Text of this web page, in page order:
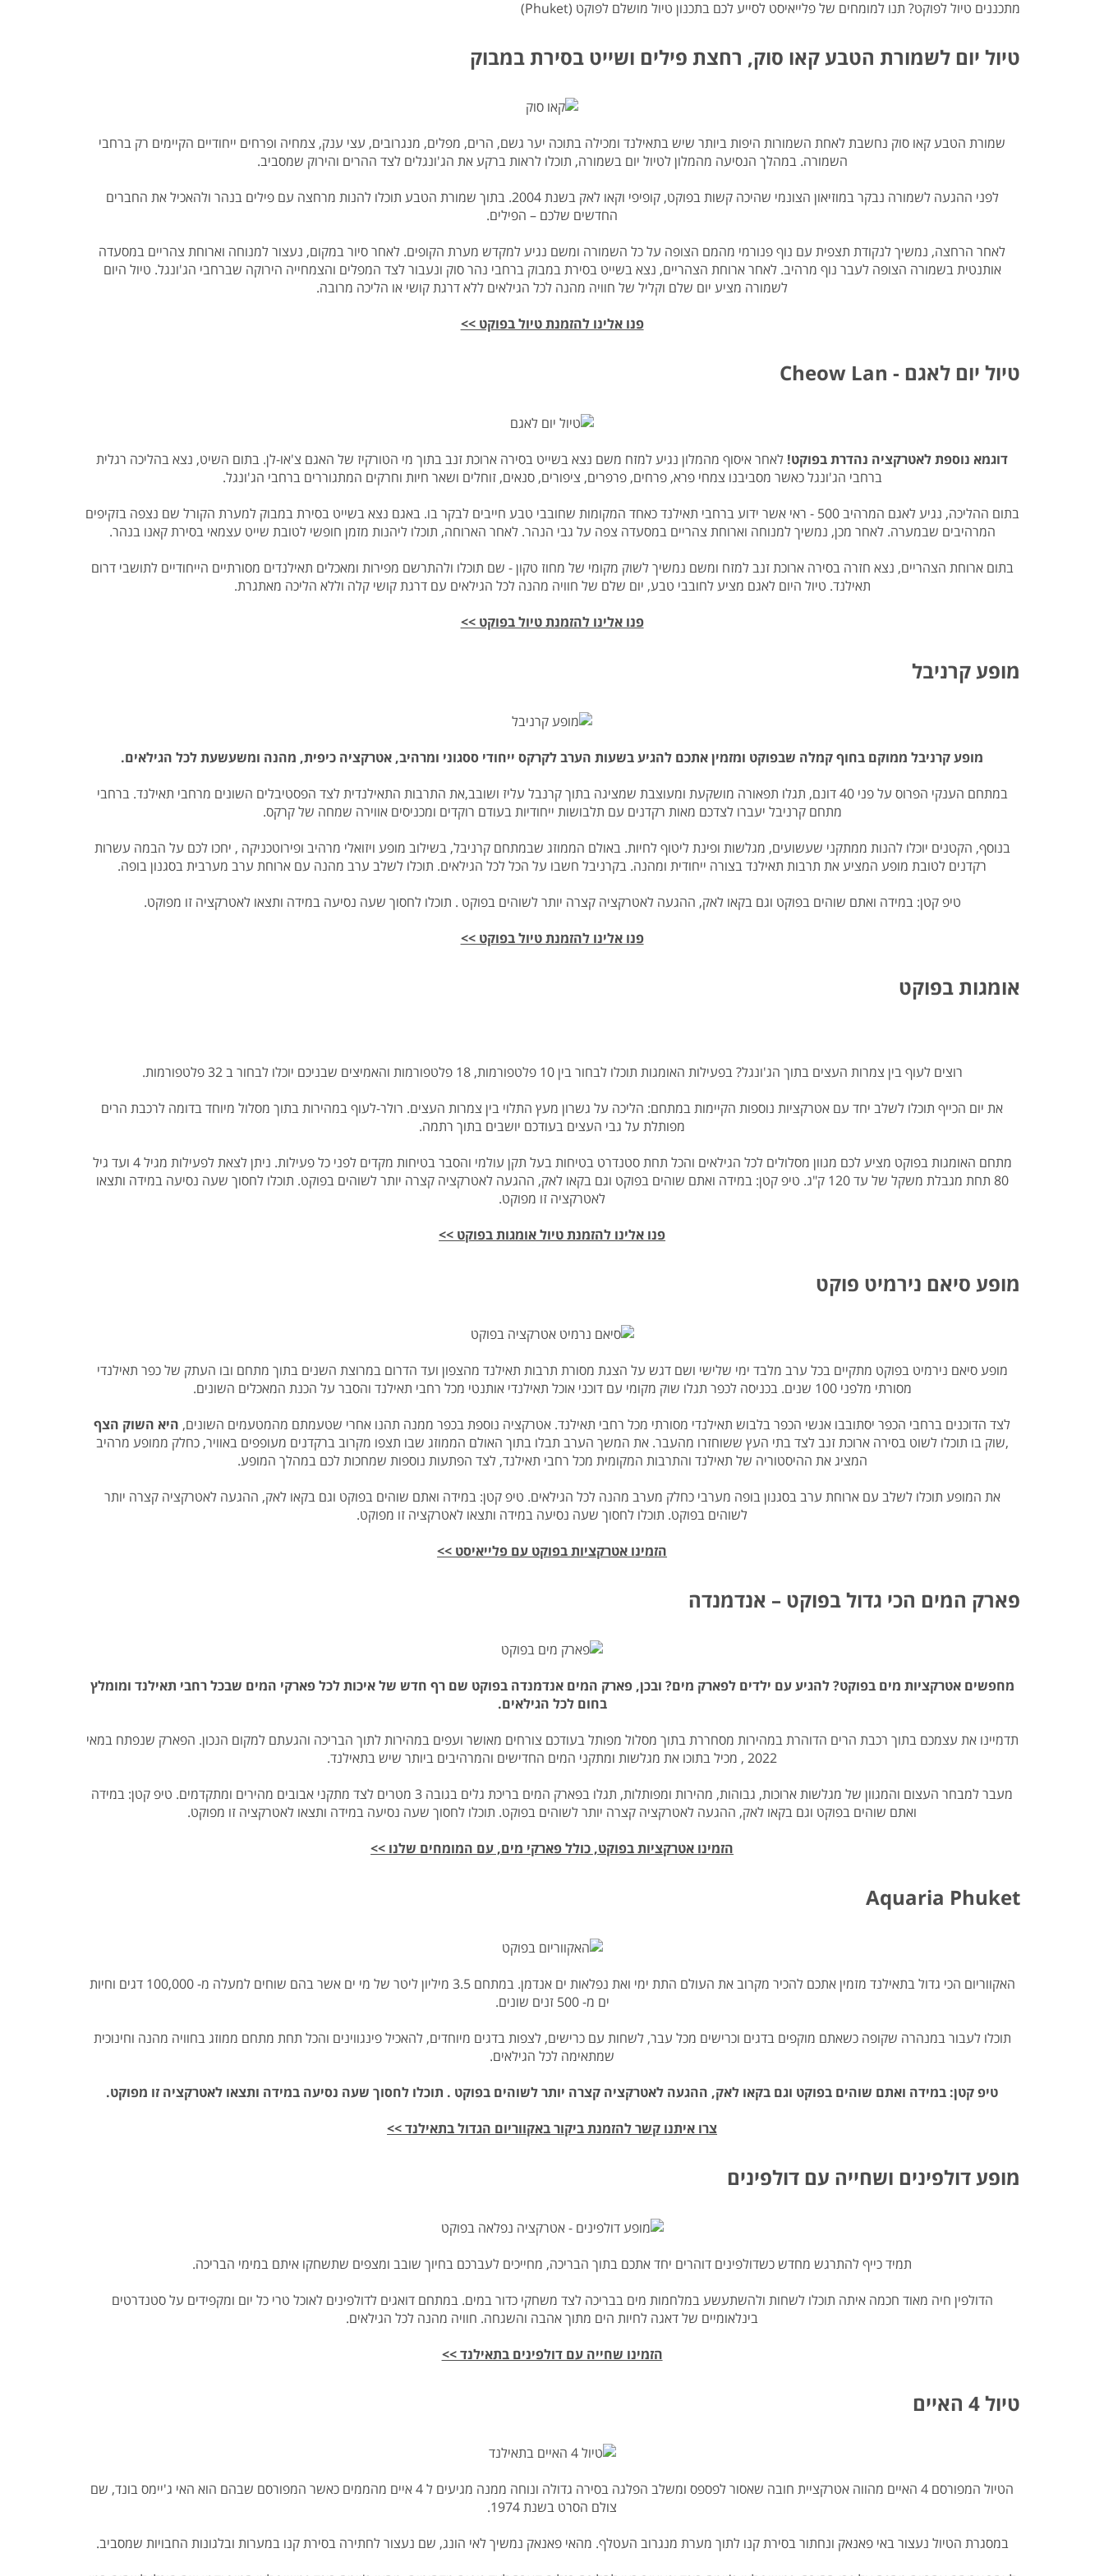
המדריך למטייל בזנזיבר
מתכננים טיול לפוקט? תנו למומחים של פלייאיסט לסייע לכם בתכנון טיול מושלם לפוקט (Phuket)
טיול יום לשמורת הטבע קאו סוק, רחצת פילים ושייט בסירת במבוק
שמורת הטבע קאו סוק נחשבת לאחת השמורות היפות ביותר שיש בתאילנד ומכילה בתוכה יער גשם, הרים, מפלים, מנגרובים, עצי ענק, צמחיה ופרחים ייחודיים הקיימים רק ברחבי
השמורה. במהלך הנסיעה מהמלון לטיול יום בשמורה, תוכלו לראות ברקע את הג'ונגלים לצד ההרים והירוק שמסביב.
לפני ההגעה לשמורה נבקר במוזיאון הצונמי שהיכה קשות בפוקט, קופיפי וקאו לאק בשנת 2004. בתוך שמורת הטבע תוכלו להנות מרחצה עם פילים בנהר ולהאכיל את החברים
החדשים שלכם – הפילים.
לאחר הרחצה, נמשיך לנקודת תצפית עם נוף פנורמי מהמם הצופה על כל השמורה ומשם נגיע למקדש מערת הקופים. לאחר סיור במקום, נעצור למנוחה וארוחת צהריים במסעדה
אותנטית בשמורה הצופה לעבר נוף מרהיב. לאחר ארוחת הצהריים, נצא בשייט בסירת במבוק ברחבי נהר סוק ונעבור לצד המפלים והצמחייה הירוקה שברחבי הג'ונגל. טיול היום
לשמורה מציע יום שלם וקליל של חוויה מהנה לכל הגילאים ללא דרגת קושי או הליכה מרובה.
פנו אלינו להזמנת טיול בפוקט >>
טיול יום לאגם - Cheow Lan
דוגמא נוספת לאטרקציה נהדרת בפוקט! לאחר איסוף מהמלון נגיע למזח משם נצא בשייט בסירה ארוכת זנב בתוך מי הטורקיז של האגם צ'או-לן. בתום השיט, נצא בהליכה רגלית
ברחבי הג'ונגל כאשר מסביבנו צמחי פרא, פרחים, פרפרים, ציפורים, סנאים, זוחלים ושאר חיות וחרקים המתגוררים ברחבי הג'ונגל.
בתום ההליכה, נגיע לאגם המרהיב 500 - ראי אשר ידוע ברחבי תאילנד כאחד המקומות שחובבי טבע חייבים לבקר בו. באגם נצא בשייט בסירת במבוק למערת הקורל שם נצפה בזקיפים
המרהיבים שבמערה. לאחר מכן, נמשיך למנוחה וארוחת צהריים במסעדה צפה על גבי הנהר. לאחר הארוחה, תוכלו ליהנות מזמן חופשי לטובת שייט עצמאי בסירת קאנו בנהר.
בתום ארוחת הצהריים, נצא חזרה בסירה ארוכת זנב למזח ומשם נמשיך לשוק מקומי של מחוז טקון - שם תוכלו ולהתרשם מפירות ומאכלים תאילנדים מסורתיים הייחודיים לתושבי דרום
תאילנד. טיול היום לאגם מציע לחובבי טבע, יום שלם של חוויה מהנה לכל הגילאים עם דרגת קושי קלה וללא הליכה מאתגרת.
פנו אלינו להזמנת טיול בפוקט >>
מופע קרניבל
מופע קרניבל ממוקם בחוף קמלה שבפוקט ומזמין אתכם להגיע בשעות הערב לקרקס ייחודי ססגוני ומרהיב, אטרקציה כיפית, מהנה ומשעשעת לכל הגילאים.
במתחם הענקי הפרוס על פני 40 דונם, תגלו תפאורה מושקעת ומעוצבת שמציגה בתוך קרנבל עליז ושובב,את התרבות התאילנדית לצד הפסטיבלים השונים מרחבי תאילנד. ברחבי
מתחם קרניבל יעברו לצדכם מאות רקדנים עם תלבושות ייחודיות בעודם רוקדים ומכניסים אווירה שמחה של קרקס.
בנוסף, הקטנים יוכלו להנות ממתקני שעשועים, מגלשות ופינת ליטוף לחיות. באולם הממוזג שבמתחם קרניבל, בשילוב מופע ויזואלי מרהיב ופירוטכניקה , יחכו לכם על הבמה עשרות
רקדנים לטובת מופע המציע את תרבות תאילנד בצורה ייחודית ומהנה. בקרניבל חשבו על הכל לכל הגילאים. תוכלו לשלב ערב מהנה עם ארוחת ערב מערבית בסגנון בופה.
טיפ קטן: במידה ואתם שוהים בפוקט וגם בקאו לאק, ההגעה לאטרקציה קצרה יותר לשוהים בפוקט . תוכלו לחסוך שעה נסיעה במידה ותצאו לאטרקציה זו מפוקט.
פנו אלינו להזמנת טיול בפוקט >>
אומגות בפוקט
רוצים לעוף בין צמרות העצים בתוך הג'ונגל? בפעילות האומגות תוכלו לבחור בין 10 פלטפורמות, 18 פלטפורמות והאמיצים שבניכם יוכלו לבחור ב 32 פלטפורמות.
את יום הכייף תוכלו לשלב יחד עם אטרקציות נוספות הקיימות במתחם: הליכה על גשרון מעץ התלוי בין צמרות העצים. רולר-לעוף במהירות בתוך מסלול מיוחד בדומה לרכבת הרים
מפותלת על גבי העצים בעודכם יושבים בתוך רתמה.
מתחם האומגות בפוקט מציע לכם מגוון מסלולים לכל הגילאים והכל תחת סטנדרט בטיחות בעל תקן עולמי והסבר בטיחות מקדים לפני כל פעילות. ניתן לצאת לפעילות מגיל 4 ועד גיל
80 תחת מגבלת משקל של עד 120 ק"ג. טיפ קטן: במידה ואתם שוהים בפוקט וגם בקאו לאק, ההגעה לאטרקציה קצרה יותר לשוהים בפוקט. תוכלו לחסוך שעה נסיעה במידה ותצאו
לאטרקציה זו מפוקט.
פנו אלינו להזמנת טיול אומגות בפוקט >>
מופע סיאם נירמיט פוקט
מופע סיאם נירמיט בפוקט מתקיים בכל ערב מלבד ימי שלישי ושם דגש על הצגת מסורת תרבות תאילנד מהצפון ועד הדרום במרוצת השנים בתוך מתחם ובו העתק של כפר תאילנדי
מסורתי מלפני 100 שנים. בכניסה לכפר תגלו שוק מקומי עם דוכני אוכל תאילנדי אותנטי מכל רחבי תאילנד והסבר על הכנת המאכלים השונים.
לצד הדוכנים ברחבי הכפר יסתובבו אנשי הכפר בלבוש תאילנדי מסורתי מכל רחבי תאילנד. אטרקציה נוספת בכפר ממנה תהנו אחרי שטעמתם מהמטעמים השונים, היא השוק הצף
,שוק בו תוכלו לשוט בסירה ארוכת זנב לצד בתי העץ ששוחזרו מהעבר. את המשך הערב תבלו בתוך האולם הממוזג שבו תצפו מקרוב ברקדנים מעופפים באוויר, כחלק ממופע מרהיב
המציג את ההיסטוריה של תאילנד והתרבות המקומית מכל רחבי תאילנד, לצד הפתעות נוספות שמחכות לכם במהלך המופע.
את המופע תוכלו לשלב עם ארוחת ערב בסגנון בופה מערבי כחלק מערב מהנה לכל הגילאים. טיפ קטן: במידה ואתם שוהים בפוקט וגם בקאו לאק, ההגעה לאטרקציה קצרה יותר
לשוהים בפוקט. תוכלו לחסוך שעה נסיעה במידה ותצאו לאטרקציה זו מפוקט.
הזמינו אטרקציות בפוקט עם פלייאיסט >>
פארק המים הכי גדול בפוקט – אנדמנדה
מחפשים אטרקציות מים בפוקט? להגיע עם ילדים לפארק מים? ובכן, פארק המים אנדמנדה בפוקט שם רף חדש של איכות לכל פארקי המים שבכל רחבי תאילנד ומומלץ
בחום לכל הגילאים.
תדמיינו את עצמכם בתוך רכבת הרים הדוהרת במהירות מסחררת בתוך מסלול מפותל בעודכם צורחים מאושר ועפים במהירות לתוך הבריכה והגעתם למקום הנכון. הפארק שנפתח במאי
2022 , מכיל בתוכו את מגלשות ומתקני המים החדישים והמרהיבים ביותר שיש בתאילנד.
מעבר למבחר העצום והמגוון של מגלשות ארוכות, גבוהות, מהירות ומפותלות, תגלו בפארק המים בריכת גלים בגובה 3 מטרים לצד מתקני אבובים מהירים ומתקדמים. טיפ קטן: במידה
ואתם שוהים בפוקט וגם בקאו לאק, ההגעה לאטרקציה קצרה יותר לשוהים בפוקט. תוכלו לחסוך שעה נסיעה במידה ותצאו לאטרקציה זו מפוקט.
הזמינו אטרקציות בפוקט, כולל פארקי מים, עם המומחים שלנו >>
Aquaria Phuket
האקווריום הכי גדול בתאילנד מזמין אתכם להכיר מקרוב את העולם התת ימי ואת נפלאות ים אנדמן. במתחם 3.5 מיליון ליטר של מי ים אשר בהם שוחים למעלה מ- 100,000 דגים וחיות
ים מ- 500 זנים שונים.
תוכלו לעבור במנהרה שקופה כשאתם מוקפים בדגים וכרישים מכל עבר, לשחות עם כרישים, לצפות בדגים מיוחדים, להאכיל פינגווינים והכל תחת מתחם ממוזג בחוויה מהנה וחינוכית
שמתאימה לכל הגילאים.
טיפ קטן: במידה ואתם שוהים בפוקט וגם בקאו לאק, ההגעה לאטרקציה קצרה יותר לשוהים בפוקט . תוכלו לחסוך שעה נסיעה במידה ותצאו לאטרקציה זו מפוקט.
צרו איתנו קשר להזמנת ביקור באקווריום הגדול בתאילנד >>
מופע דולפינים ושחייה עם דולפינים
תמיד כייף להתרגש מחדש כשדולפינים דוהרים יחד אתכם בתוך הבריכה, מחייכים לעברכם בחיוך שובב ומצפים שתשחקו איתם במימי הבריכה.
הדולפין חיה מאוד חכמה איתה תוכלו לשחות ולהשתעשע במלחמות מים בבריכה לצד משחקי כדור במים. במתחם דואגים לדולפינים לאוכל טרי כל יום ומקפידים על סטנדרטים
בינלאומיים של דאגה לחיות הים מתוך אהבה והשגחה. חוויה מהנה לכל הגילאים.
הזמינו שחייה עם דולפינים בתאילנד >>
טיול 4 האיים
הטיול המפורסם 4 האיים מהווה אטרקציית חובה שאסור לפספס ומשלב הפלגה בסירה גדולה ונוחה ממנה מגיעים ל 4 איים מהממים כאשר המפורסם שבהם הוא האי ג'יימס בונד, שם
צולם הסרט בשנת 1974.
במסגרת הטיול נעצור באי פאנאק ונחתור בסירת קנו לתוך מערת מנגרוב העטלף. מהאי פאנאק נמשיך לאי הונג, שם נעצור לחתירה בסירת קנו במערות ובלגונות החבויות שמסביב.